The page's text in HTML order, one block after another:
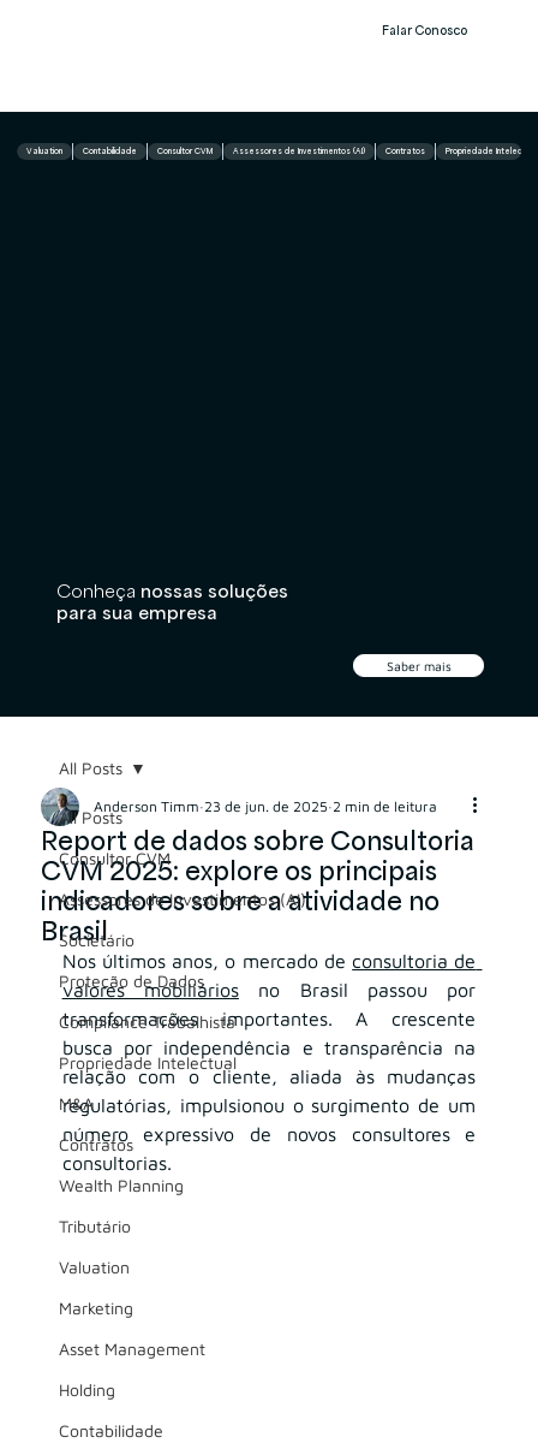
Falar Conosco
Conheça nossas soluções
para sua empresa
Saber mais
Valuation Contabilidade Consultor CVM Assessores de Investimentos (AI) Contratos Propriedade Intelectual
All Posts
Consultor CVM
Assessores de Investimentos (AI)
Societário
Proteção de Dados
Compliance Trabalhista
Propriedade Intelectual
M&A
Contratos
Wealth Planning
Tributário
Valuation
Marketing
Asset Management
Holding
Contabilidade
All Posts
Report de dados sobre Consultoria
CVM 2025: explore os principais
indicadores sobre a atividade no
Brasil
Anderson Timm 23 de jun. de 2025 2 min de leitura
Nos últimos anos, o mercado de consultoria de
valores mobiliários no Brasil passou por
transformações importantes. A crescente
busca por independência e transparência na
relação com o cliente, aliada às mudanças
regulatórias, impulsionou o surgimento de um
número expressivo de novos consultores e
consultorias.